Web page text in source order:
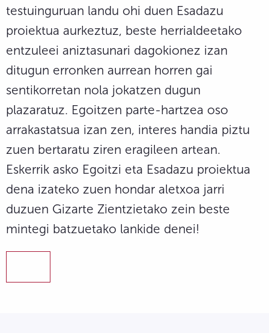
testuinguruan landu ohi duen Esadazu
proiektua aurkeztuz, beste herrialdeetako
entzuleei aniztasunari dagokionez izan
ditugun erronken aurrean horren gai
sentikorretan nola jokatzen dugun
plazaratuz. Egoitzen parte-hartzea oso
arrakastatsua izan zen, interes handia piztu
zuen bertaratu ziren eragileen artean.
Eskerrik asko Egoitzi eta Esadazu proiektua
dena izateko zuen hondar aletxoa jarri
duzuen Gizarte Zientzietako zein beste
mintegi batzuetako lankide denei!